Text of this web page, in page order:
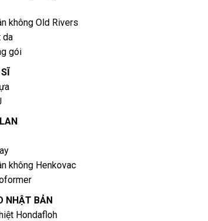
không Old Rivers
da
gói
không Henkovac
NHẬT BẢN
Hondafloh